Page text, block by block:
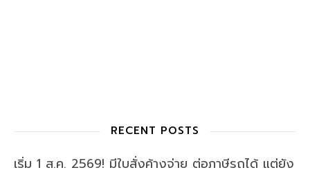
RECENT POSTS
เริ่ม 1 ส.ค. 2569! มีใบสั่งค้างจ่าย ต่อภาษีรถได้ แต่ยัง